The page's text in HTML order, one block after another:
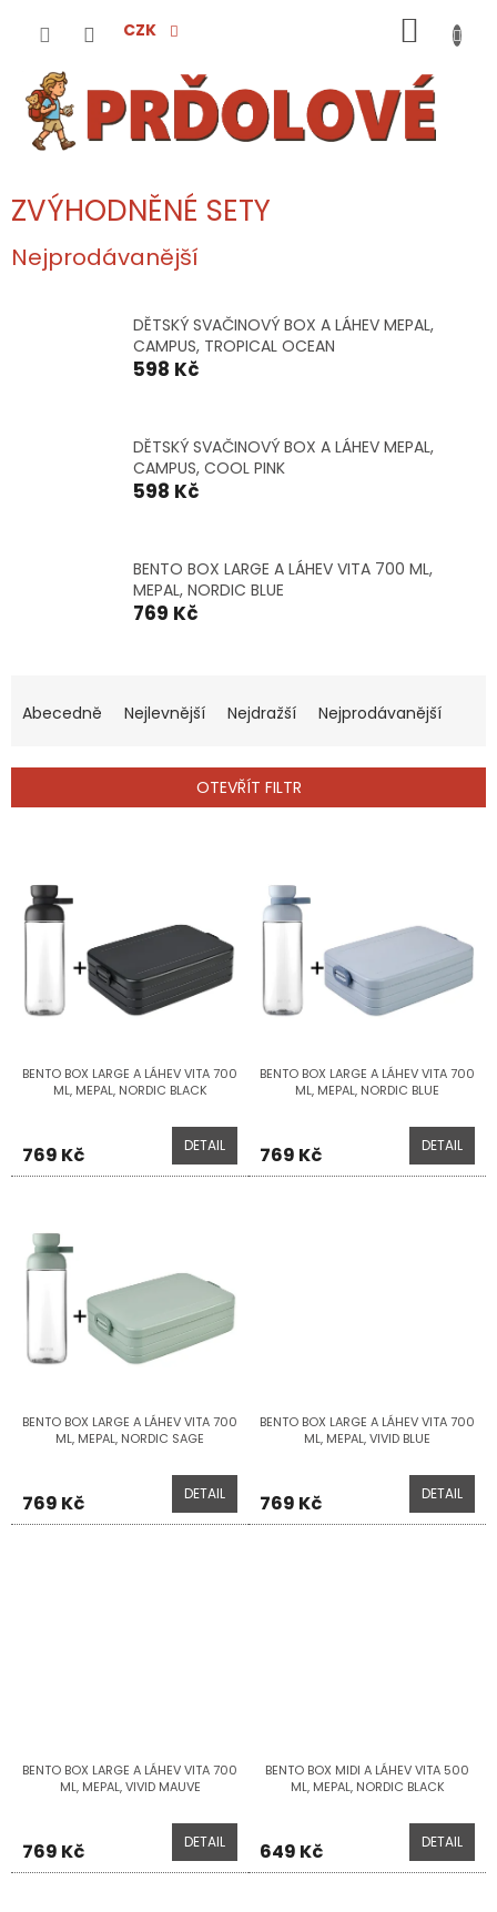
CZK
KOŠÍK
ZVÝHODNĚNÉ SETY
Nejprodávanější
DĚTSKÝ SVAČINOVÝ BOX A LÁHEV MEPAL,
CAMPUS, TROPICAL OCEAN
598 Kč
DĚTSKÝ SVAČINOVÝ BOX A LÁHEV MEPAL,
CAMPUS, COOL PINK
598 Kč
BENTO BOX LARGE A LÁHEV VITA 700 ML,
MEPAL, NORDIC BLUE
769 Kč
a
e
í
d
Abecedně Nejlevnější Nejdražší Nejprodávanější
OTEVŘÍT FILTR
BENTO BOX LARGE A LÁHEV VITA 700
ML, MEPAL, NORDIC BLACK
769 Kč DETAIL
BENTO BOX LARGE A LÁHEV VITA 700
ML, MEPAL, NORDIC BLUE
769 Kč DETAIL
BENTO BOX LARGE A LÁHEV VITA 700
ML, MEPAL, NORDIC SAGE
769 Kč DETAIL
BENTO BOX LARGE A LÁHEV VITA 700
ML, MEPAL, VIVID BLUE
769 Kč DETAIL
BENTO BOX LARGE A LÁHEV VITA 700
ML, MEPAL, VIVID MAUVE
769 Kč DETAIL
BENTO BOX MIDI A LÁHEV VITA 500
ML, MEPAL, NORDIC BLACK
649 Kč DETAIL